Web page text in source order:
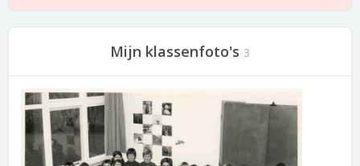
Mijn klassenfoto's 3